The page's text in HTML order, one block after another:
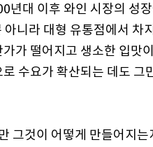
년대 이후 와인 시장의 성
니라 대형 유통점에서 차
가 떨어지고 생소한 입맛
수요가 확산되는 데도 그
그것이 어떻게 만들어지는